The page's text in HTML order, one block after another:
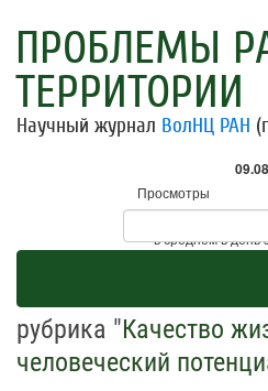
ПРОБЛЕМЫ
ТЕРРИТОРИИ
Научный журнал ВолНЦ РАН
Просмотры
Посетители
* - в среднем в день
рубрика "Качество
человеческий